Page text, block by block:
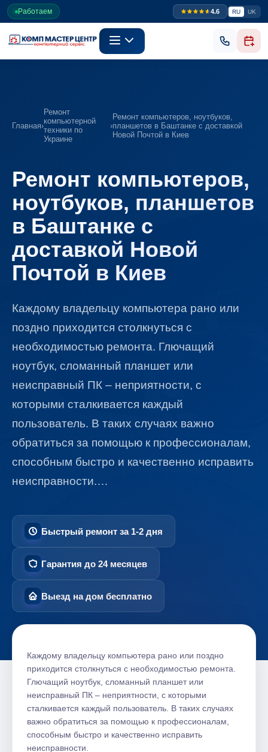
Работаем 4.6 RU UK
Главная›
Ремонт
компьютерной
техники по
Украине
›
Ремонт компьютеров, ноутбуков,
планшетов в Баштанке с доставкой
Новой Почтой в Киев
Ремонт компьютеров,
ноутбуков, планшетов
в Баштанке с
доставкой Новой
Почтой в Киев
Каждому владельцу компьютера рано или
поздно приходится столкнуться с
необходимостью ремонта. Глючащий
ноутбук, сломанный планшет или
неисправный ПК – неприятности, с
которыми сталкивается каждый
пользователь.​ В таких случаях важно
обратиться за помощью к профессионалам,
способным быстро и качественно исправить
неисправности.​…
Быстрый ремонт за 1-2 дня
Гарантия до 24 месяцев
Выезд на дом бесплатно
Каждому владельцу компьютера рано или поздно
приходится столкнуться с необходимостью ремонта.
Глючащий ноутбук, сломанный планшет или
неисправный ПК – неприятности, с которыми
сталкивается каждый пользователь.​ В таких случаях
важно обратиться за помощью к профессионалам,
способным быстро и качественно исправить
неисправности.​